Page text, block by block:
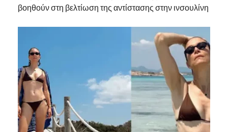
βοηθούν στη βελτίωση της αντίστασης στην ινσουλίνη